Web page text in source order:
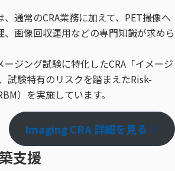
通常のCRA業務に加えて、PET撮像へ
、画像回収運用などの専門知識が求めら
ジング試験に特化したCRA「イメージ
試験特有のリスクを踏まえたRisk-
）を実施しています。
Imaging CRA 詳細を見る
支援